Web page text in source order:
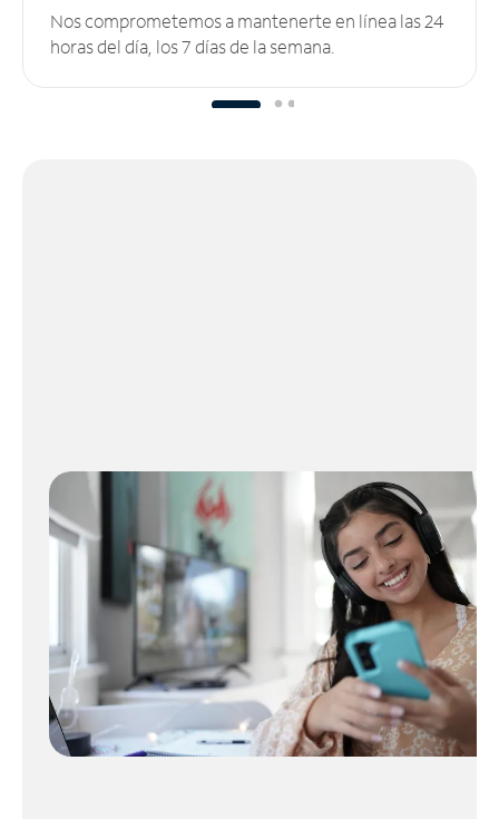
Nos comprometemos a mantenerte en línea las 24
horas del día, los 7 días de la semana.